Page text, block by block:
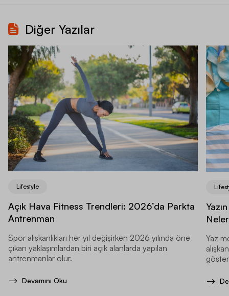
Diğer Yazılar
Lifestyle
Açık Hava Fitness Trendleri: 2026’da Parkta
Antrenman
Spor alışkanlıkları her yıl değişirken 2026 yılında öne
çıkan yaklaşımlardan biri açık alanlarda yapılan
antrenmanlar olur.
Devamını Oku
Yaz